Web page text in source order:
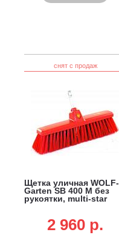
снят с продаж
Щетка уличная WOLF-
Garten SB 400 M без
рукоятки, multi-star
2 960 p.